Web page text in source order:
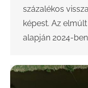
százalékos
képest. Az
alapján 2024-